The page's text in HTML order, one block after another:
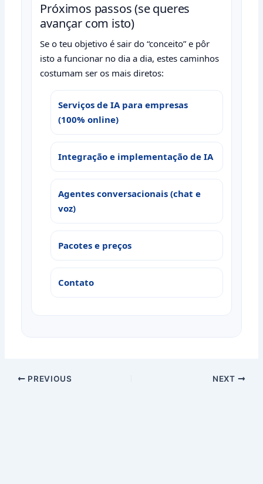
Próximos passos (se queres
avançar com isto)
Se o teu objetivo é sair do “conceito” e pôr
isto a funcionar no dia a dia, estes caminhos
costumam ser os mais diretos:
Serviços de IA para empresas
(100% online)
Integração e implementação de IA
Agentes conversacionais (chat e
voz)
Pacotes e preços
Contato
PREVIOUS NEXT